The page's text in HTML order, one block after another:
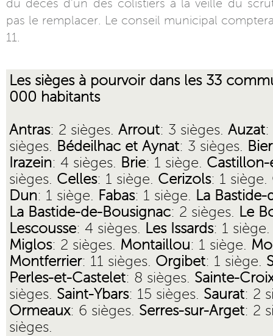
du décès d’un des colistiers à la veille du
pas le remplacer. Le conseil municipal
11.
Les sièges à pourvoir dans les 33
000 habitants
Antras: 2 sièges. Arrout: 3 sièges. Auzat
sièges. Bédeilhac et Aynat: 3 sièges.
Irazein: 4 sièges. Brie: 1 siège. Castillon-
sièges. Celles: 1 siège. Cerizols: 1 siège.
Dun: 1 siège. Fabas: 1 siège. La Bastide-
La Bastide-de-Bousignac: 2 sièges. Le
Lescousse: 4 sièges. Les Issards: 1
Miglos: 2 sièges. Montaillou: 1 siège.
Montferrier: 11 sièges. Orgibet: 1 siège.
Perles-et-Castelet: 8 sièges. Sainte-
sièges. Saint-Ybars: 15 sièges. Saurat: 2
Ormeaux: 6 sièges. Serres-sur-Arget: 2
sièges.